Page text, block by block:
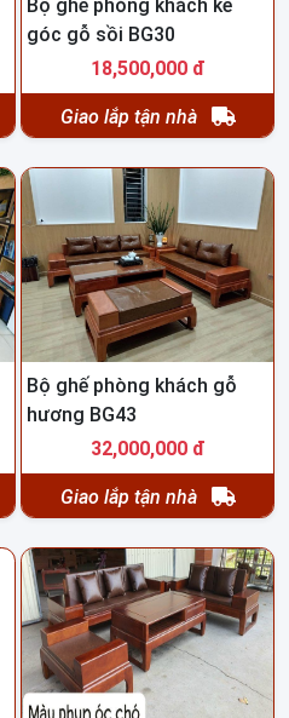
Bộ ghế phòng khách kê
góc gỗ sồi BG30
18,500,000 đ
Giao lắp tận nhà
Bộ ghế phòng khách gỗ
hương BG43
32,000,000 đ
Giao lắp tận nhà